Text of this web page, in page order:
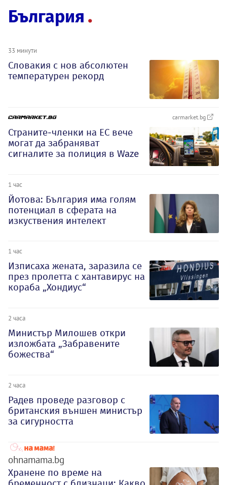
България
33 минути
Словакия с нов абсолютен
температурен рекорд
carmarket.bg
Страните-членки на ЕС вече
могат да забраняват
сигналите за полиция в Waze
1 час
Йотова: България има голям
потенциал в сферата на
изкуствения интелект
1 час
Изписаха жената, заразила се
през пролетта с хантавирус на
кораба „Хондиус“
2 часа
Министър Милошев откри
изложбата „Забравените
божества“
2 часа
Радев проведе разговор с
британския външен министър
за сигурността
ohnamama.bg
Хранене по време на